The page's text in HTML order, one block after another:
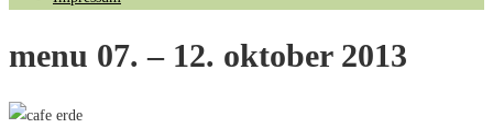
menu 07. – 12. oktober 2013